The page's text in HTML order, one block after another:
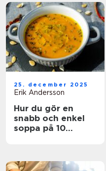
25. december 2025
Erik Andersson
Hur du gör en
snabb och enkel
soppa på 10